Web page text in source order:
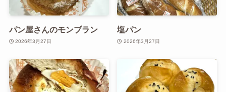
パン屋さんのモンブラン
2026年3月27日
塩パン
2026年3月27日